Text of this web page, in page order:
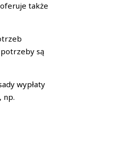
także
są
wypłaty
np.